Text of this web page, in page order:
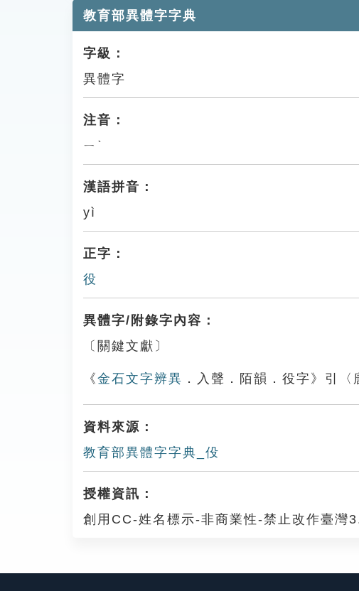
教育部異體字字典
字級：
異體字
注音：
ㄧˋ
漢語拼音：
yì
正字：
役
異體字/附錄字內容：
〔關鍵文獻〕
《金石文字辨異 ．入聲．陌韻．役字》引〈
資料來源：
教育部異體字字典_伇
授權資訊：
創用CC-姓名標示-非商業性-禁止改作臺灣